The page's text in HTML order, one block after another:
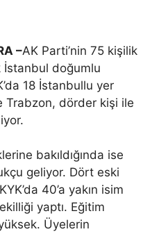
–AK Parti’nin 75 kişilik
İstanbul doğumlu
18 İstanbullu yer
Trabzon, dörder kişi ile
bakıldığında ise
geliyor. Dört eski
40’a yakın isim
yaptı. Eğitim
Üyelerin